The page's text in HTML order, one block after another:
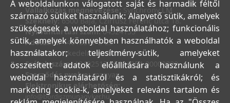
Vállalkozás megnevezése: Synchrony LM
Székhely:6500 Baja, Czirfusz Ferenc utca 18.
Nyilvántartási szám:04524155
Adószám:44018371-2-23
Bank:Kereskedelmi és Hitelbank
Számlaszám:10402513-25154254-00000000
Szerződés nyelve:magyar
Elektronikus elérhetőség:
info@bordiszmunagyker.hu
A weboldalunkon válogatott saját és harmadik féltől
származó sütiket használunk: Alapvető sütik, amelyek
szükségesek a weboldal használatához; funkcionális
sütik, amelyek könnyebben használhatók a weboldal
használatakor; teljesítmény-sütik, amelyeket
összesített adatok előállítására használunk a
weboldal használatáról és a statisztikákról; és
marketing cookie-k, amelyeket releváns tartalom és